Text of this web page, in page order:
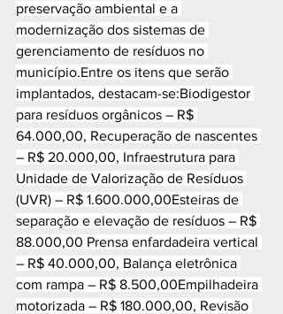
preservação ambiental e a
modernização dos sistemas de
gerenciamento de resíduos no
município.Entre os itens que serão
implantados, destacam-se:Biodigestor
para resíduos orgânicos – R$
64.000,00, Recuperação de nascentes
– R$ 20.000,00, Infraestrutura para
Unidade de Valorização de Resíduos
(UVR) – R$ 1.600.000,00Esteiras de
separação e elevação de resíduos – R$
88.000,00 Prensa enfardadeira vertical
– R$ 40.000,00, Balança eletrônica
com rampa – R$ 8.500,00Empilhadeira
motorizada – R$ 180.000,00, Revisão